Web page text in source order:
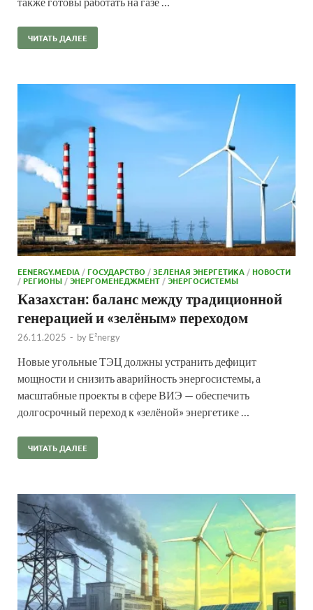
ЧИТАТЬ ДАЛЕЕ
EENERGY.MEDIA/ГОСУДАРСТВО /ЗЕЛЕНАЯ ЭНЕРГЕТИКА/НОВОСТИ
/РЕГИОНЫ/ЭНЕРГОМЕНЕДЖМЕНТ/ЭНЕРГОСИСТЕМЫ
Казахстан: баланс между традиционной
генерацией и «зелёным» переходом
26.11.2025 - by E²nergy
Новые угольные ТЭЦ должны устранить дефицит
мощности и снизить аварийность энергосистемы, а
масштабные проекты в сфере ВИЭ — обеспечить
долгосрочный переход к «зелёной» энергетике …
ЧИТАТЬ ДАЛЕЕ